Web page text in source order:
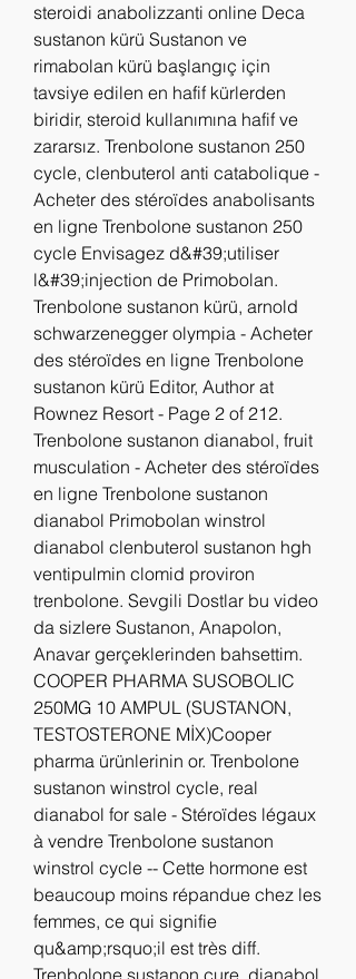
steroidi anabolizzanti online Deca
sustanon kürü Sustanon ve
rimabolan kürü başlangıç için
tavsiye edilen en hafif kürlerden
biridir, steroid kullanımına hafif ve
zararsız. Trenbolone sustanon 250
cycle, clenbuterol anti catabolique -
Acheter des stéroïdes anabolisants
en ligne Trenbolone sustanon 250
cycle Envisagez d&#39;utiliser
l&#39;injection de Primobolan.
Trenbolone sustanon kürü, arnold
schwarzenegger olympia - Acheter
des stéroïdes en ligne Trenbolone
sustanon kürü Editor, Author at
Rownez Resort - Page 2 of 212.
Trenbolone sustanon dianabol, fruit
musculation - Acheter des stéroïdes
en ligne Trenbolone sustanon
dianabol Primobolan winstrol
dianabol clenbuterol sustanon hgh
ventipulmin clomid proviron
trenbolone. Sevgili Dostlar bu video
da sizlere Sustanon, Anapolon,
Anavar gerçeklerinden bahsettim.
COOPER PHARMA SUSOBOLIC
250MG 10 AMPUL (SUSTANON,
TESTOSTERONE MİX)Cooper
pharma ürünlerinin or. Trenbolone
sustanon winstrol cycle, real
dianabol for sale - Stéroïdes légaux
à vendre Trenbolone sustanon
winstrol cycle -- Cette hormone est
beaucoup moins répandue chez les
femmes, ce qui signifie
qu&amp;rsquo;il est très diff.